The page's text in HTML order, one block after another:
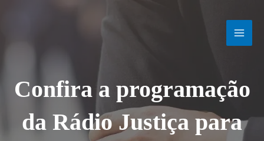
Confira a programação
da Rádio Justiça para